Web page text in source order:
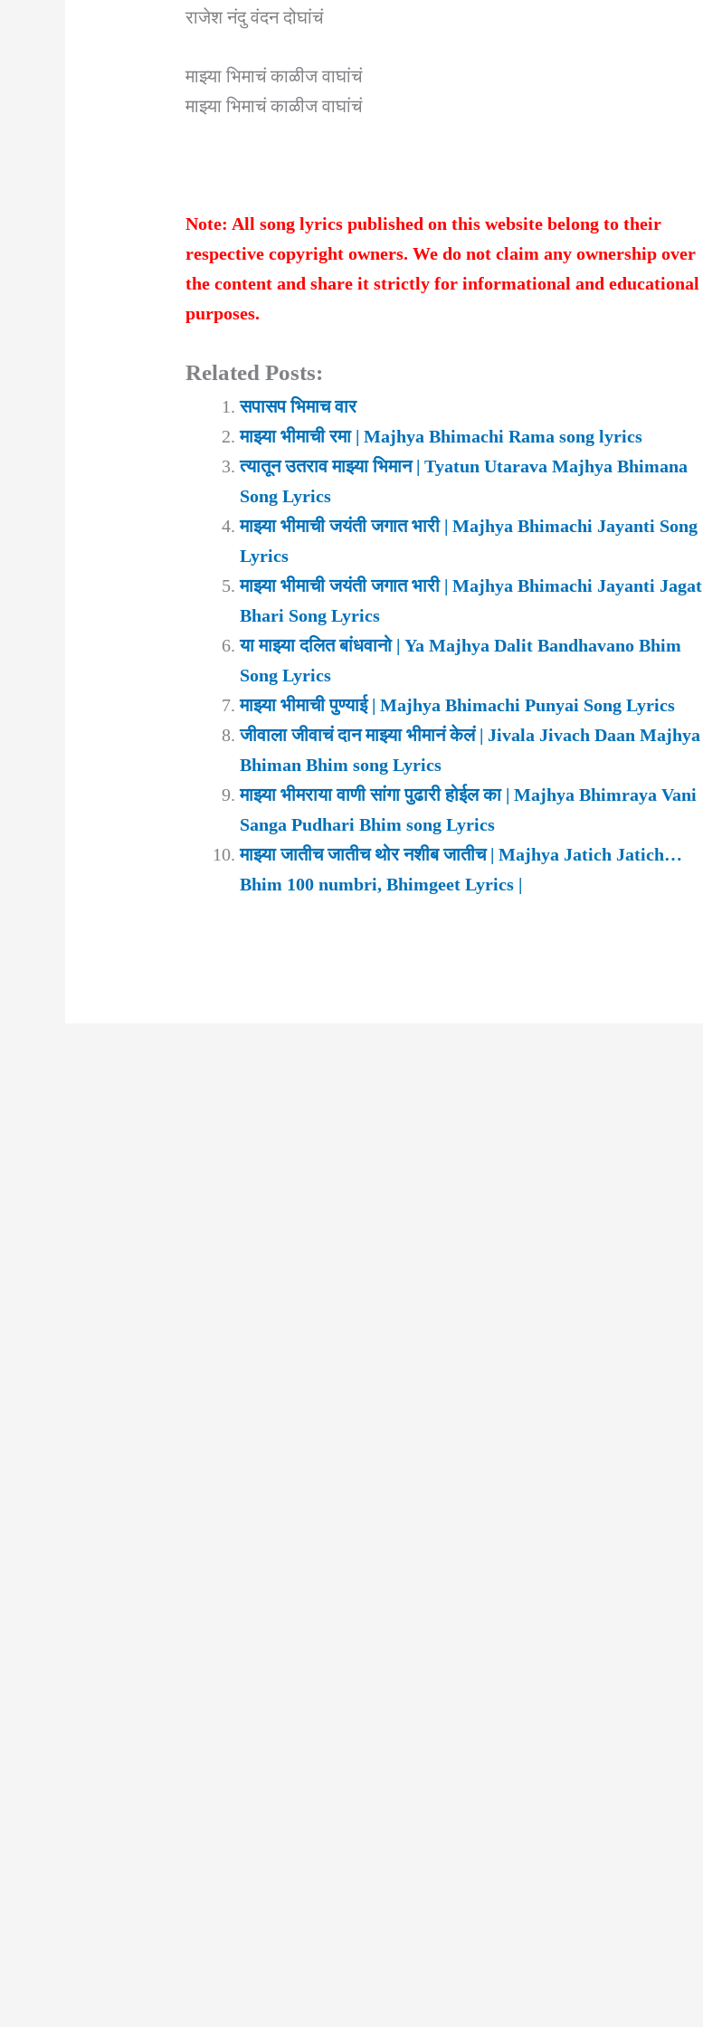
राजेश नंदु वंदन दोघांचं
माझ्या भिमाचं काळीज वाघांचं
माझ्या भिमाचं काळीज वाघांचं
Note: All song lyrics published on this website belong to their
respective copyright owners. We do not claim any ownership over
the content and share it strictly for informational and educational
purposes.
Related Posts:
सपासप भिमाच वार
माझ्या भीमाची रमा | Majhya Bhimachi Rama song lyrics
त्यातून उतराव माझ्या भिमान | Tyatun Utarava Majhya Bhimana
Song Lyrics
माझ्या भीमाची जयंती जगात भारी | Majhya Bhimachi Jayanti Song
Lyrics
माझ्या भीमाची जयंती जगात भारी | Majhya Bhimachi Jayanti Jagat
Bhari Song Lyrics
या माझ्या दलित बांधवानो | Ya Majhya Dalit Bandhavano Bhim
Song Lyrics
माझ्या भीमाची पुण्याई | Majhya Bhimachi Punyai Song Lyrics
जीवाला जीवाचं दान माझ्या भीमानं केलं | Jivala Jivach Daan Majhya
Bhiman Bhim song Lyrics
माझ्या भीमराया वाणी सांगा पुढारी होईल का | Majhya Bhimraya Vani
Sanga Pudhari Bhim song Lyrics
माझ्या जातीच जातीच थोर नशीब जातीच | Majhya Jatich Jatich…
Bhim 100 numbri, Bhimgeet Lyrics |